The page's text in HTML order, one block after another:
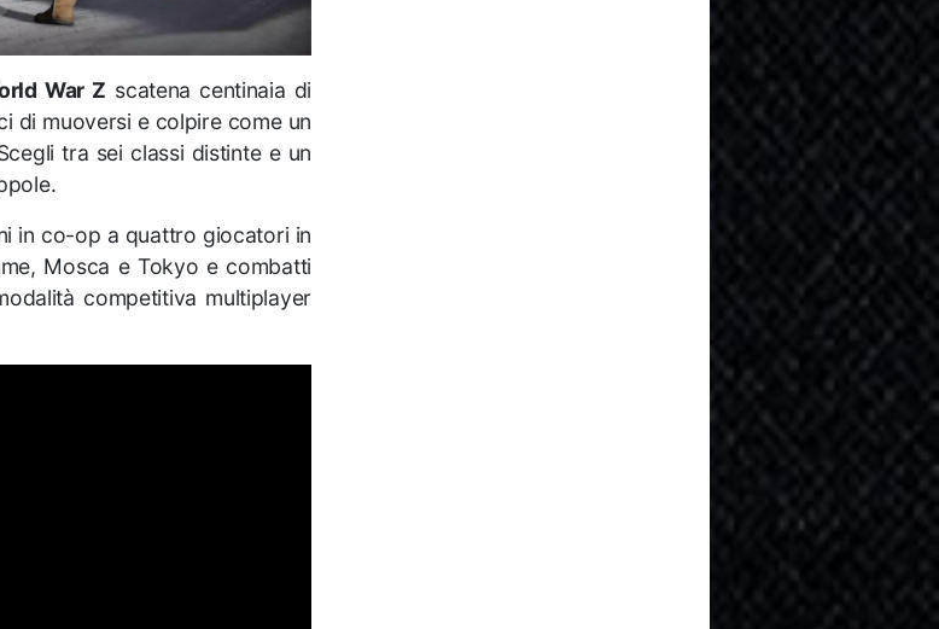
War Z scatena centinaia di
di muoversi e colpire come un
tra sei classi distinte e un
in co-op a quattro giocatori in
Mosca e Tokyo e combatti
competitiva multiplayer